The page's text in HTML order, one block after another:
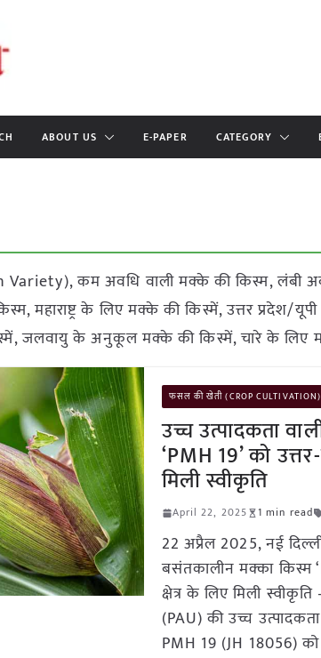
ABOUT US E-PAPER CATEGORY
कम अवधि वाली मक्के की किस्म, लंबी
महाराष्ट्र के लिए मक्के की किस्में, उत्तर प्रदेश/
जलवायु के अनुकूल मक्के की किस्में, चारे के लिए
फसल की खेती (CROP CULTIVATION)
उच्च उत्पादकता
‘PMH 19’ को
मिली स्वीकृति
April 22, 2025 1 min read
22 अप्रैल 2025, नई
बसंतकालीन मक्का किस्म
क्षेत्र के लिए मिली
(PAU) की उच्च
PMH 19 (JH 18056)